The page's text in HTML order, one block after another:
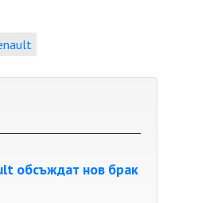
обсъждат нов брак